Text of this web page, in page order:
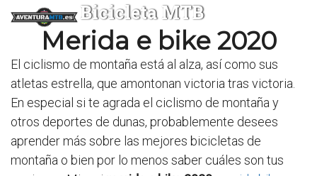
Bicicleta MTB
Merida e bike 2020
El ciclismo de montaña está al alza, así como sus
atletas estrella, que amontonan victoria tras victoria.
En especial si te agrada el ciclismo de montaña y
otros deportes de dunas, probablemente desees
aprender más sobre las mejores bicicletas de
montaña o bien por lo menos saber cuáles son tus